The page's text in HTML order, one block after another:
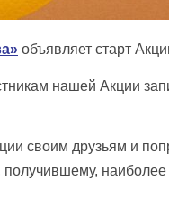
объявляет старт
нашей Акции
своим друзьям и
получившему,